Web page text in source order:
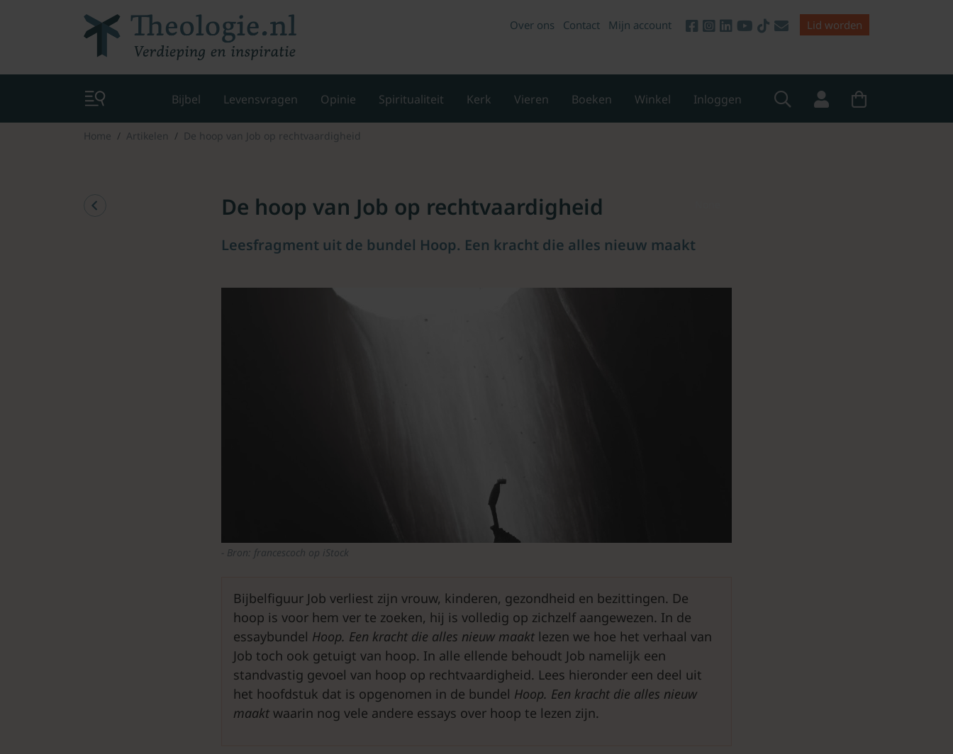
Over ons Contact Mijn account Lid worden
Bijbel Levensvragen Opinie Spiritualiteit Kerk Vieren Boeken Winkel Inloggen
Home Artikelen De hoop van Job op rechtvaardigheid
De hoop van Job op rechtvaardigheid
Leesfragment uit de bundel Hoop. Een kracht die alles nieuw maakt
Bron: francescoch op iStock
Bijbelfiguur Job verliest zijn vrouw, kinderen, gezondheid en bezittingen. De
hoop is voor hem ver te zoeken, hij is volledig op zichzelf aangewezen. In de
essaybundel Hoop. Een kracht die alles nieuw maakt lezen we hoe het verhaal van
Job toch ook getuigt van hoop. In alle ellende behoudt Job namelijk een
standvastig gevoel van hoop op rechtvaardigheid. Lees hieronder een deel uit
het hoofdstuk dat is opgenomen in de bundel Hoop. Een kracht die alles nieuw
maakt waarin nog vele andere essays over hoop te lezen zijn.